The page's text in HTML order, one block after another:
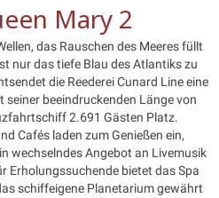
Mary 2
das Rauschen des Meeres füllt
nur das tiefe Blau des Atlantiks zu
die Reederei Cunard Line eine
seiner beeindruckenden Länge von
2.691 Gästen Platz.
Cafés laden zum Genießen ein,
wechselndes Angebot an Livemusik
Erholungssuchende bietet das Spa
schiffeigene Planetarium gewährt